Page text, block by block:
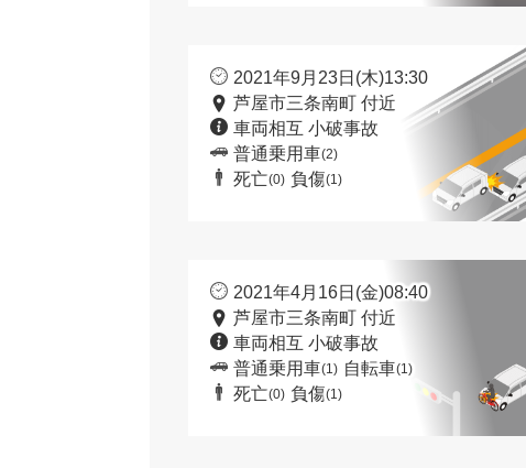
2021年9月23日(木)13:30
芦屋市三条南町 付近
車両相互 小破事故
普通乗用車(2)
死亡(0) 負傷(1)
2021年4月16日(金)08:40
芦屋市三条南町 付近
車両相互 小破事故
普通乗用車(1) 自転車(1)
死亡(0) 負傷(1)